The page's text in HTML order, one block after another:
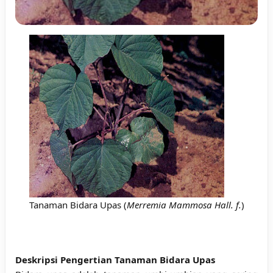
Tanaman Bidara Upas (Merremia Mammosa Hall. f.)
Deskripsi Pengertian Tanaman Bidara Upas